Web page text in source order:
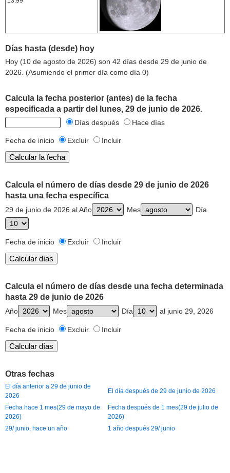
Días hasta (desde) hoy
Hoy (10 de agosto de 2026) son 42 días desde 29 de junio de
2026. (Asumiendo el primer día como día 0)
Calcula la fecha posterior (antes) de la fecha
especificada a partir del lunes, 29 de junio de 2026.
Días después Hace días
Fecha de inicio Excluir Incluir
Calcula el número de días desde 29 de junio de 2026
hasta una fecha específica
29 de junio de 2026 al Año Mes Día
Fecha de inicio Excluir Incluir
Calcula el número de días desde una fecha determinada
hasta 29 de junio de 2026
Año Mes Día al junio 29, 2026
Fecha de inicio Excluir Incluir
Otras fechas
El día anterior a 29 de junio de
2026
El día después de 29 de junio de 2026
Fecha hace 1 mes(29 de mayo de
2026)
Fecha después de 1 mes(29 de julio de
2026)
29/ junio, hace un año
1 año después 29/ junio